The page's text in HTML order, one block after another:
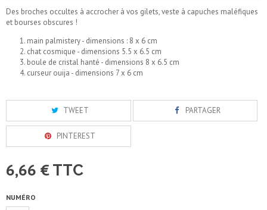
Des broches occultes à accrocher à vos gilets, veste à capuches maléfiques
et bourses obscures !
main palmistery - dimensions : 8 x 6 cm
chat cosmique - dimensions 5.5 x 6.5 cm
boule de cristal hanté - dimensions 8 x 6.5 cm
curseur ouija - dimensions 7 x 6 cm
TWEET PARTAGER
PINTEREST
6,66 € TTC
NUMÉRO